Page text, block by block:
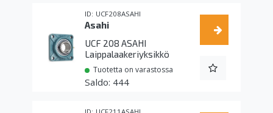
UCF208ASAHI
Asahi
UCF 208 ASAHI
Laippalaakeriyksikkö
Tuotetta on varastossa
444